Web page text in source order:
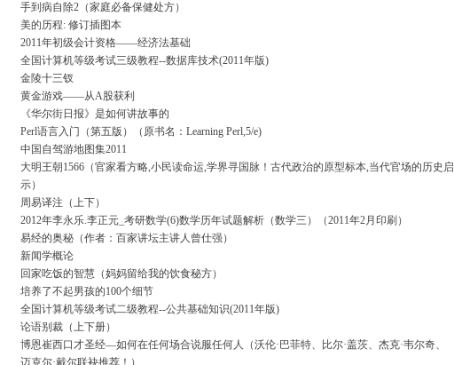
手到病自除2（家庭必备保健处方）
美的历程: 修订插图本
2011年初级会计资格——经济法基础
全国计算机等级考试三级教程--数据库技术(2011年版)
金陵十三钗
黄金游戏——从A股获利
《华尔街日报》是如何讲故事的
Perl语言入门（第五版）（原书名：Learning Perl,5/e)
中国自驾游地图集2011
大明王朝1566（官家看方略,小民读命运,学界寻国脉！古代政治的原型标本,当代官场的历史启
示）
周易译注（上下）
2012年李永乐.李正元_考研数学(6)数学历年试题解析（数学三）（2011年2月印刷）
易经的奥秘（作者：百家讲坛主讲人曾仕强）
新闻学概论
回家吃饭的智慧（妈妈留给我的饮食秘方）
培养了不起男孩的100个细节
全国计算机等级考试二级教程--公共基础知识(2011年版)
论语别裁（上下册）
博恩崔西口才圣经—如何在任何场合说服任何人（沃伦·巴菲特、比尔·盖茨、杰克·韦尔奇、
迈克尔·戴尔联袂推荐！）